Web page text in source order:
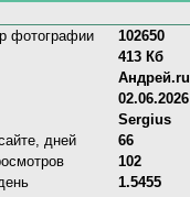
фотографии
102650
413 Кб
Андрей.ru
02.06.2026
Sergius
дней
66
102
1.5455